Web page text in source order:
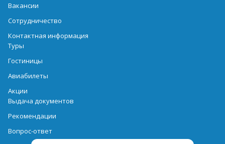
Вакансии
Сотрудничество
Контактная информация
Туры
Гостиницы
Авиабилеты
Акции
Выдача документов
Рекомендации
Вопрос-ответ